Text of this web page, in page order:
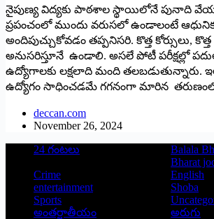
నైపుణ్య విద్యకు పాఠశాల స్థాయిలోనే పునాది
ప్రపంచంలో ముందు వరుసలో ఉండాలంటే
అందిపుచ్చుకోవ‌డం త‌ప్ప‌నిస‌రి. కొత్త కోర్సులు,
అనుసరిస్తూనే ఉండాలి. అసలే పోటీ ప‌రీక్ష‌ల్లో
ఉద్యోగాలకు లక్షలాది మంది త‌ల‌బ‌డుతున్నారు.
ఉద్యోగం సాధించడమే గగనంగా మారిన
deccan.com
November 26, 2024
24 గంటలు
Balala
Bharat
Crime
English
entertainment
Shoba
Sports
అంతర్జాతీయం
అరుగు